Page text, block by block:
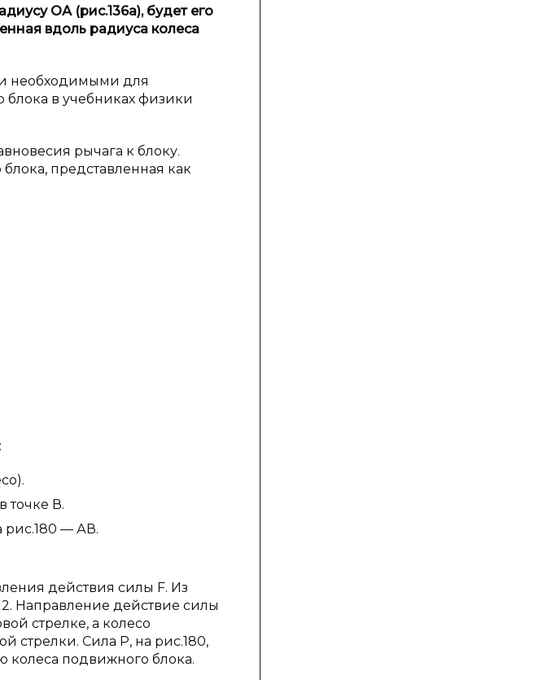
ОА (рис.136а), будет его
вдоль радиуса колеса
необходимыми для
в учебниках физики
рычага к блоку.
представленная как
точке В.
— АВ.
действия силы F. Из
2. Направление действие силы
стрелке, а колесо
стрелки. Сила Р, на рис.180,
колеса подвижного блока.